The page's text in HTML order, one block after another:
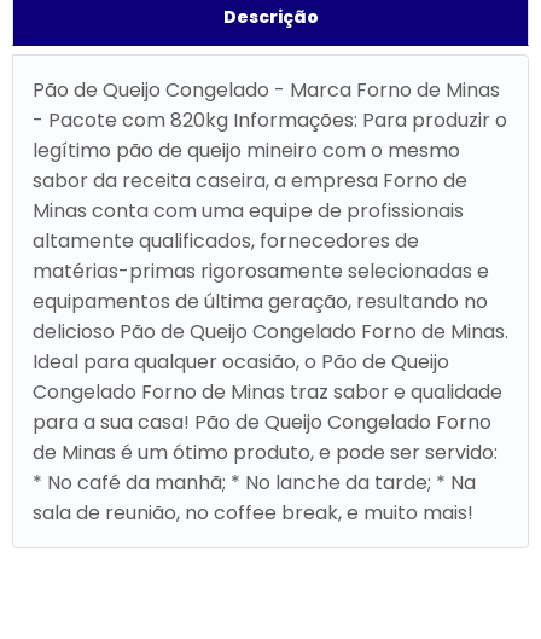
Descrição
Pão de Queijo Congelado - Marca Forno de Minas
- Pacote com 820kg Informações: Para produzir o
legítimo pão de queijo mineiro com o mesmo
sabor da receita caseira, a empresa Forno de
Minas conta com uma equipe de profissionais
altamente qualificados, fornecedores de
matérias-primas rigorosamente selecionadas e
equipamentos de última geração, resultando no
delicioso Pão de Queijo Congelado Forno de Minas.
Ideal para qualquer ocasião, o Pão de Queijo
Congelado Forno de Minas traz sabor e qualidade
para a sua casa! Pão de Queijo Congelado Forno
de Minas é um ótimo produto, e pode ser servido:
* No café da manhã; * No lanche da tarde; * Na
sala de reunião, no coffee break, e muito mais!